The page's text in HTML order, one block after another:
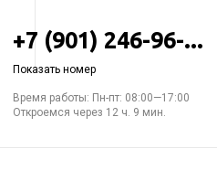
+7 (901) 246-96-...
Показать номер
Время работы: Пн-пт: 08:00—17:00
Откроемся через 12 ч. 9 мин.